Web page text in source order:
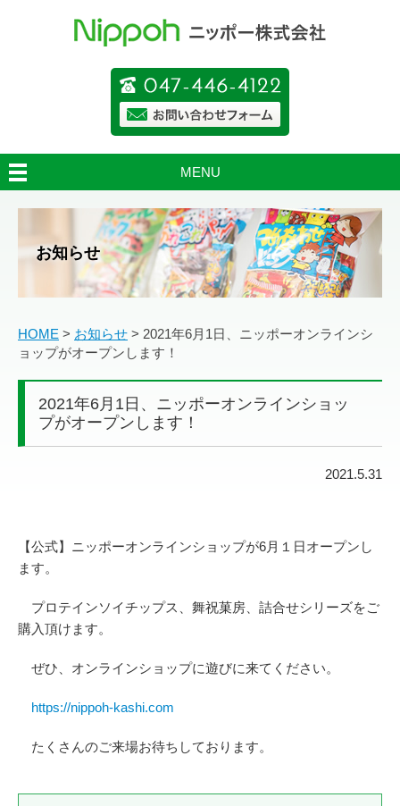
MENU
お知らせ
HOME > お知らせ > 2021年6月1日、ニッポーオンラインシ
ョップがオープンします！
2021年6月1日、ニッポーオンラインショッ
プがオープンします！
2021.5.31
【公式】ニッポーオンラインショップが6月１日オープンし
ます。
プロテインソイチップス、舞祝菓房、詰合せシリーズをご
購入頂けます。
ぜひ、オンラインショップに遊びに来てください。
https://nippoh-kashi.com
たくさんのご来場お待ちしております。